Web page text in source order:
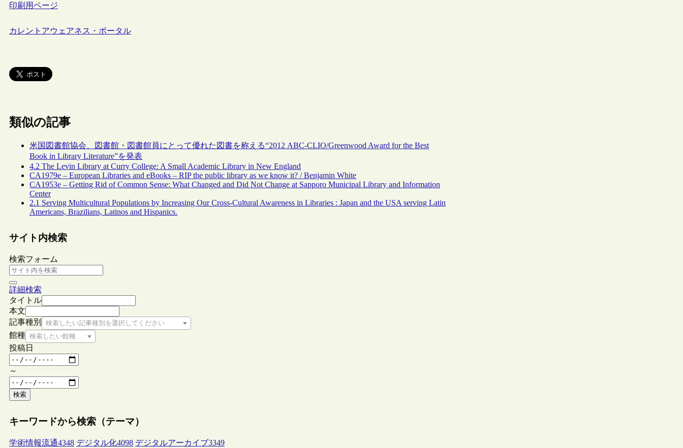
印刷用ページ
カレントアウェアネス・ポータル
類似の記事
米国図書館協会、図書館・図書館員にとって優れた図書を称える“2012 ABC-CLIO/Greenwood Award for the Best
Book in Library Literature”を発表
4.2 The Levin Library at Curry College: A Small Academic Library in New England
CA1979e – European Libraries and eBooks – RIP the public library as we know it? / Benjamin White
CA1953e – Getting Rid of Common Sense: What Changed and Did Not Change at Sapporo Municipal Library and Information
Center
2.1 Serving Multicultural Populations by Increasing Our Cross-Cultural Awareness in Libraries : Japan and the USA serving Latin
Americans, Brazilians, Latinos and Hispanics.
サイト内検索
検索フォーム
詳細検索
タイトル
本文
記事種別
検索したい記事種別を選択してください
館種 検索したい館種を選択してください
投稿日
～
検索
キーワードから検索（テーマ）
学術情報流通4348 デジタル化4098 デジタルアーカイブ3349